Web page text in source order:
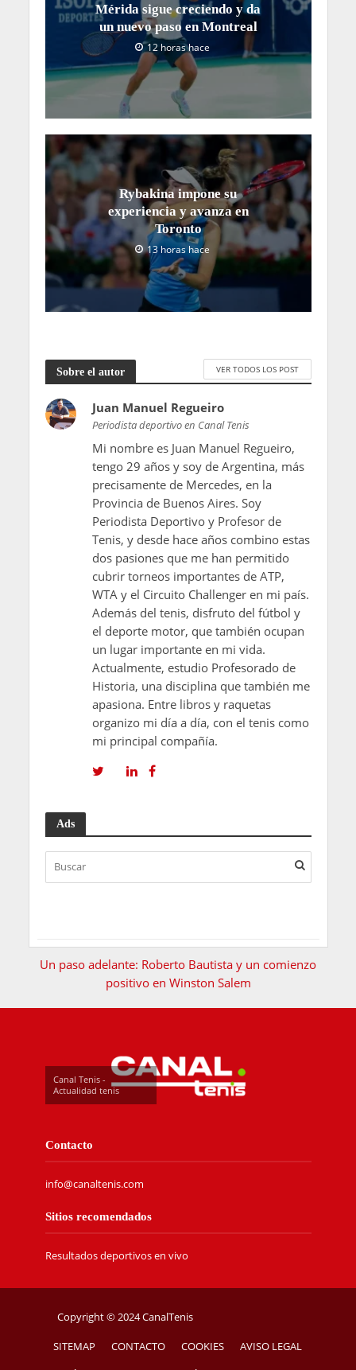
Mérida sigue creciendo y da
un nuevo paso en Montreal
12 horas hace
Rybakina impone su
experiencia y avanza en
Toronto
13 horas hace
Sobre el autor VER TODOS LOS POST
Juan Manuel Regueiro
Periodista deportivo en Canal Tenis
Mi nombre es Juan Manuel Regueiro,
tengo 29 años y soy de Argentina, más
precisamente de Mercedes, en la
Provincia de Buenos Aires. Soy
Periodista Deportivo y Profesor de
Tenis, y desde hace años combino estas
dos pasiones que me han permitido
cubrir torneos importantes de ATP,
WTA y el Circuito Challenger en mi país.
Además del tenis, disfruto del fútbol y
el deporte motor, que también ocupan
un lugar importante en mi vida.
Actualmente, estudio Profesorado de
Historia, una disciplina que también me
apasiona. Entre libros y raquetas
organizo mi día a día, con el tenis como
mi principal compañía.
Ads
Un paso adelante: Roberto Bautista y un comienzo
positivo en Winston Salem
Canal Tenis -
Actualidad tenis
Contacto
info@canaltenis.com
Sitios recomendados
Resultados deportivos en vivo
Copyright © 2024 CanalTenis
SITEMAP CONTACTO COOKIES AVISO LEGAL